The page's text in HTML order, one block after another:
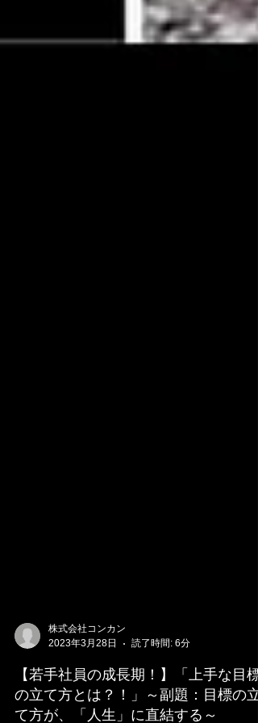
株式会社コンカン
2023年3月28日
読了時間: 6分